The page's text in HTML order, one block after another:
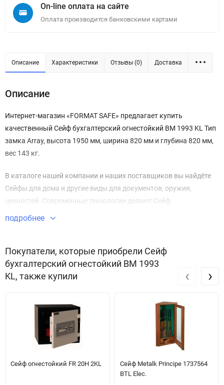
On-line оплата на сайте
Оплата производится банковскими картами
Описание Характеристики Отзывы (0) Доставка
Описание
Интернет-магазин «FORMAT SAFE» предлагает купить
качественный Сейф бухгалтерский огнестойкий BM 1993 KL Тип
замка Array, высота 1950 мм, ширина 820 мм и глубина 820 мм,
вес 143 кг.
В каталоге нашей компании и наших поставщиков вы найдёте
Сейфы для дома и другие виды для документов, оружия,
ценностей. Современные технологии делают Сейф
бухгалтерский огнестойкий BM 1993 KL безупречным в плане
Звоните по телефону +7 495 220 33 01
подробнее
Покупатели, которые приобрели Сейф
бухгалтерский огнестойкий BM 1993
KL, также купили
Сейф огнестойкий FR 20H 2KL
Сейф Metalk Principe 1737564
BTL Elec.
‹ ›